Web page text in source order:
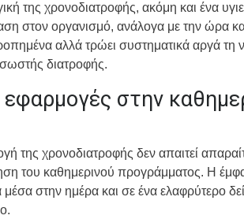
της χρονοδιατροφής, ακόμη και ένα
στον οργανισμό, ανάλογα με την ώρα
αλλά τρώει συστηματικά αργά τη
διατροφής.
στην
της χρονοδιατροφής δεν απαιτεί
του καθημερινού προγράμματος. Η
μέσα στην ημέρα και σε ένα ελαφρύτερο